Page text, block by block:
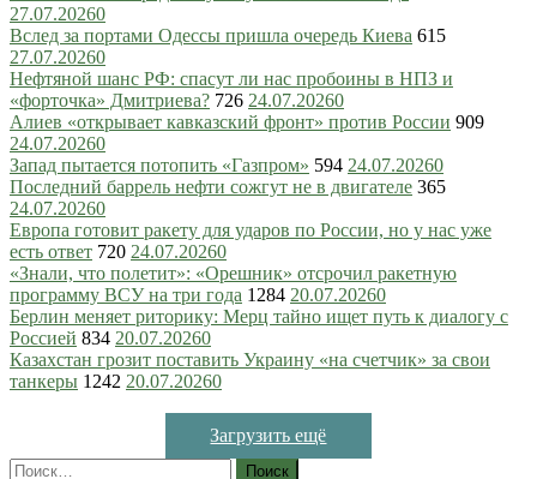
27.07.20260
Вслед за портами Одессы пришла очередь Киева 615
27.07.20260
Нефтяной шанс РФ: спасут ли нас пробоины в НПЗ и
«форточка» Дмитриева? 726 24.07.20260
Алиев «открывает кавказский фронт» против России 909
24.07.20260
Запад пытается потопить «Газпром» 594 24.07.20260
Последний баррель нефти сожгут не в двигателе 365
24.07.20260
Европа готовит ракету для ударов по России, но у нас уже
есть ответ 720 24.07.20260
«Знали, что полетит»: «Орешник» отсрочил ракетную
программу ВСУ на три года 1284 20.07.20260
Берлин меняет риторику: Мерц тайно ищет путь к диалогу с
Россией 834 20.07.20260
Казахстан грозит поставить Украину «на счетчик» за свои
танкеры 1242 20.07.20260
Загрузить ещё
Найти: